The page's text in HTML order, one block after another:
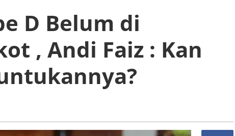
D Belum di
, Andi Faiz : Kan